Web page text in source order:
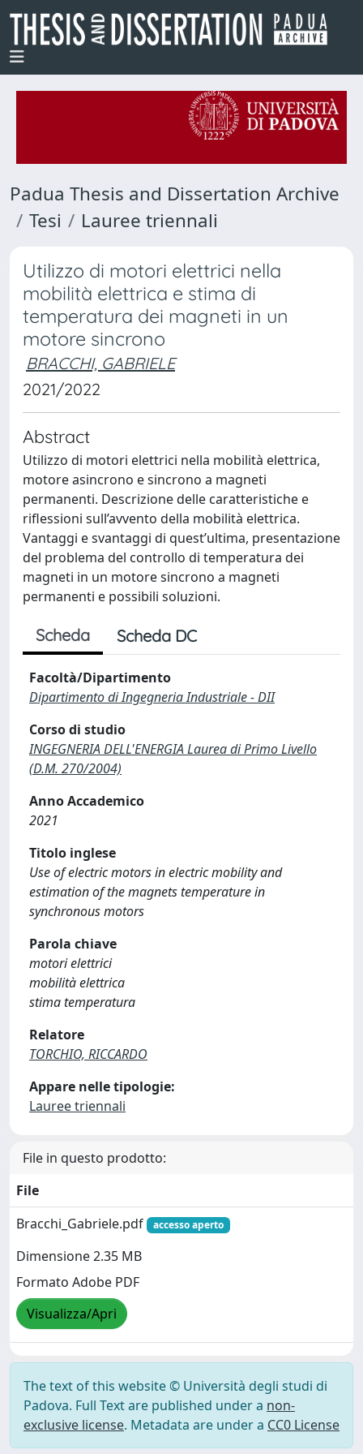
Padua Thesis and Dissertation Archive
Tesi
Lauree triennali
Utilizzo di motori elettrici nella
mobilità elettrica e stima di
temperatura dei magneti in un
motore sincrono
BRACCHI, GABRIELE
2021/2022
Abstract
Utilizzo di motori elettrici nella mobilità elettrica,
motore asincrono e sincrono a magneti
permanenti. Descrizione delle caratteristiche e
riflessioni sull’avvento della mobilità elettrica.
Vantaggi e svantaggi di quest’ultima, presentazione
del problema del controllo di temperatura dei
magneti in un motore sincrono a magneti
permanenti e possibili soluzioni.
Scheda Scheda DC
Facoltà/Dipartimento
Dipartimento di Ingegneria Industriale - DII
Corso di studio
INGEGNERIA DELL'ENERGIA Laurea di Primo Livello
(D.M. 270/2004)
Anno Accademico
2021
Titolo inglese
Use of electric motors in electric mobility and
estimation of the magnets temperature in
synchronous motors
Parola chiave
motori elettrici
mobilità elettrica
stima temperatura
Relatore
TORCHIO, RICCARDO
Appare nelle tipologie:
Lauree triennali
File in questo prodotto:
File
Bracchi_Gabriele.pdf
accesso aperto
Dimensione 2.35 MB
Formato Adobe PDF
Visualizza/Apri
The text of this website © Università degli studi di
Padova. Full Text are published under a non-
exclusive license. Metadata are under a CC0 License